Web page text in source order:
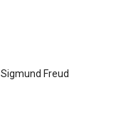
Freud